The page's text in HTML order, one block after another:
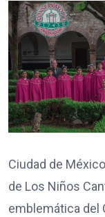
Ciudad de
de Los Niños
emblemática del